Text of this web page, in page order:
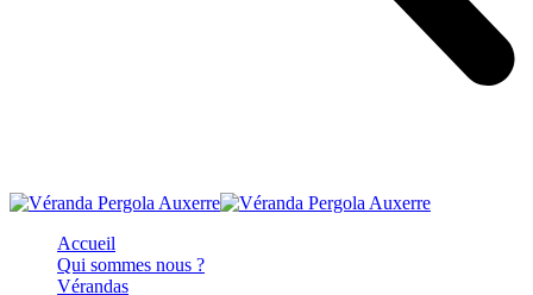
Accueil
Qui sommes nous ?
Vérandas